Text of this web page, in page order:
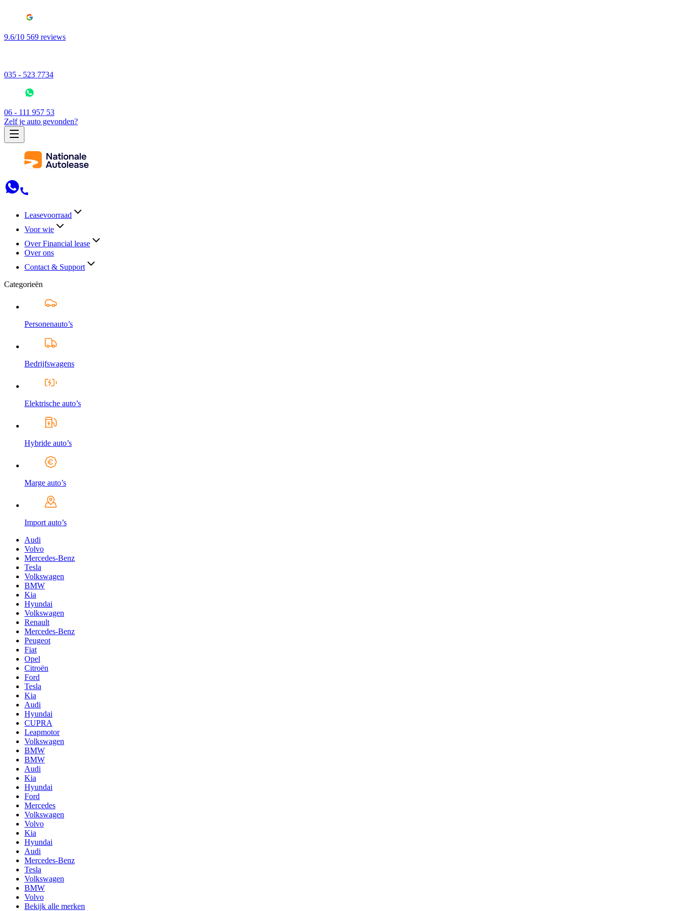
9.6/10 569 reviews
035 - 523 7734
06 - 111 957 53
Zelf je auto gevonden?
Leasevoorraad
Voor wie
Over Financial lease
Over ons
Contact & Support
Categorieën
Personenauto’s
Bedrijfswagens
Elektrische auto’s
Hybride auto’s
Marge auto’s
Import auto’s
Audi
Volvo
Mercedes-Benz
Tesla
Volkswagen
BMW
Kia
Hyundai
Volkswagen
Renault
Mercedes-Benz
Peugeot
Fiat
Opel
Citroën
Ford
Tesla
Kia
Audi
Hyundai
CUPRA
Leapmotor
Volkswagen
BMW
BMW
Audi
Kia
Hyundai
Ford
Mercedes
Volkswagen
Volvo
Kia
Hyundai
Audi
Mercedes-Benz
Tesla
Volkswagen
BMW
Volvo
Bekijk alle merken